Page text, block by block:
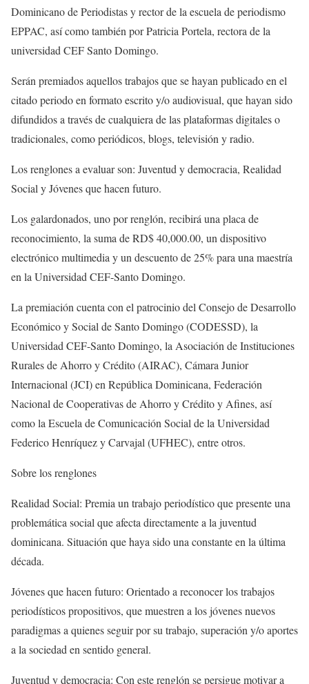
Dominicano de Periodistas y rector de la escuela de periodismo
EPPAC, así como también por Patricia Portela, rectora de la
universidad CEF Santo Domingo.
Serán premiados aquellos trabajos que se hayan publicado en el
citado periodo en formato escrito y/o audiovisual, que hayan sido
difundidos a través de cualquiera de las plataformas digitales o
tradicionales, como periódicos, blogs, televisión y radio.
Los renglones a evaluar son: Juventud y democracia, Realidad
Social y Jóvenes que hacen futuro.
Los galardonados, uno por renglón, recibirá una placa de
reconocimiento, la suma de RD$ 40,000.00, un dispositivo
electrónico multimedia y un descuento de 25% para una maestría
en la Universidad CEF-Santo Domingo.
La premiación cuenta con el patrocinio del Consejo de Desarrollo
Económico y Social de Santo Domingo (CODESSD), la
Universidad CEF-Santo Domingo, la Asociación de Instituciones
Rurales de Ahorro y Crédito (AIRAC), Cámara Junior
Internacional (JCI) en República Dominicana, Federación
Nacional de Cooperativas de Ahorro y Crédito y Afines, así
como la Escuela de Comunicación Social de la Universidad
Federico Henríquez y Carvajal (UFHEC), entre otros.
Sobre los renglones
Realidad Social: Premia un trabajo periodístico que presente una
problemática social que afecta directamente a la juventud
dominicana. Situación que haya sido una constante en la última
década.
Jóvenes que hacen futuro: Orientado a reconocer los trabajos
periodísticos propositivos, que muestren a los jóvenes nuevos
paradigmas a quienes seguir por su trabajo, superación y/o aportes
a la sociedad en sentido general.
Juventud y democracia: Con este renglón se persigue motivar a